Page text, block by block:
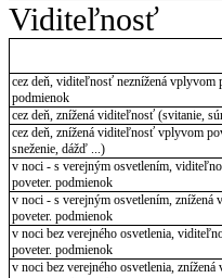
Viditeľnosť
cez deň, viditeľnosť neznížená vplyvom
podmienok
cez deň, znížená viditeľnosť (svitanie,
cez deň, znížená viditeľnosť vplyvom
sneženie, dážď ...)
v noci - s verejným osvetlením,
poveter. podmienok
v noci - s verejným osvetlením,
poveter. podmienok
v noci bez verejného osvetlenia,
poveter. podmienok
v noci bez verejného osvetlenia,